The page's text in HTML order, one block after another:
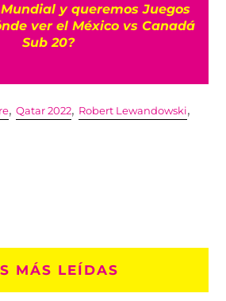
y queremos Juegos
ver el México vs Canadá
Sub 20?
,Qatar 2022, Robert Lewandowski,
MÁS LEÍDAS